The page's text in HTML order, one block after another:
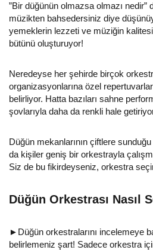
”Bir düğünün olmazsa olmazı
müzikten bahsedersiniz diye
yemeklerin lezzeti ve müziğin
bütünü oluşturuyor!
Neredeyse her şehirde birçok
organizasyonlarına özel
belirliyor. Hatta bazıları sahne
şovlarıyla daha da renkli hale
Düğün mekanlarının çiftlere
da kişiler geniş bir orkestrayla
Siz de bu fikirdeyseniz, orkestra
Düğün Orkestrası Nasıl
►Düğün orkestralarını incelemeye
belirlemeniz şart! Sadece orkestra